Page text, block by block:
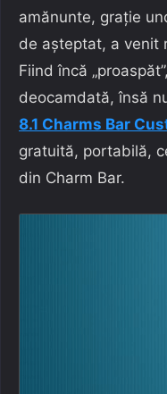
amănunte, grație
de așteptat, a venit
Fiind încă
deocamdată, însă
8.1 Charms Bar
gratuită, portabilă,
din Charm Bar.